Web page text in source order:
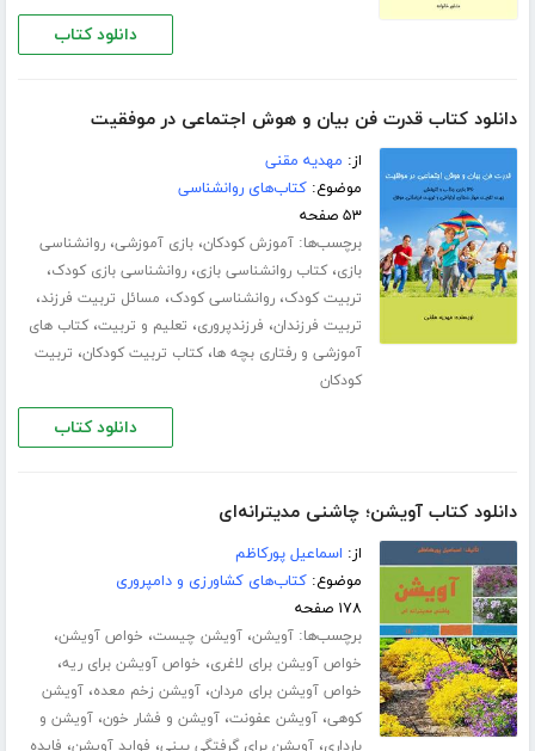
دانلود کتاب
دانلود کتاب قدرت فن بیان و هوش اجتماعی در موفقیت
از: مهدیه مقنی
موضوع:کتاب‌های روانشناسی
۵۳ صفحه
برچسب‌ها:آموزش کودکان،بازی آموزشی،روانشناسی
بازی،کتاب روانشناسی بازی،روانشناسی بازی کودک،
تربیت کودک،روانشناسی کودک، مسائل تربیت فرزند،
تربیت فرزندان، فرزندپروری، تعلیم و تربیت،کتاب های
آموزشی و رفتاری بچه ها،کتاب تربیت کودکان، تربیت
کودکان
دانلود کتاب
دانلود کتاب آویشن؛ چاشنی مدیترانه‌ای
از: اسماعیل پورکاظم
موضوع:کتاب‌های کشاورزی و دامپروری
۱۷۸ صفحه
برچسب‌ها:آویشن،آویشن چیست، خواص آویشن،
خواص آویشن برای لاغری، خواص آویشن برای ریه،
خواص آویشن برای مردان،آویشن زخم معده،آویشن
کوهی،آویشن عفونت،آویشن و فشار خون،آویشن و
بارداری،آویشن برای گرفتگی بینی، فواید آویشن، فایده